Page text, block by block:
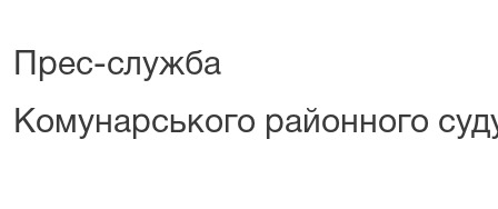
Прес-служба
Комунарського районного